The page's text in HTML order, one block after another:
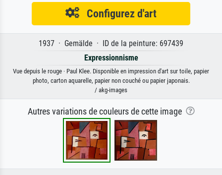
Configurez d'art
1937 · Gemälde · ID de la peinture: 697439
Expressionnisme
Vue depuis le rouge · Paul Klee. Disponible en impression d'art sur toile, papier
photo, carton aquarelle, papier non couché ou papier japonais.
/ akg-images
Autres variations de couleurs de cette image